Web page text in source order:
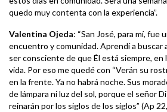
quedo muy contenta con la experiencia”.
Valentina Ojeda: “San José, para mí, fue
encuentro y comunidad. Aprendí a buscar
ser consciente de que Él está siempre, en
vida. Por eso me quedé con “Verán su
en la frente. Ya no habrá noche. Sus
de lámpara ni luz del sol, porque el señor
reinarán por los siglos de los siglos” (Ap